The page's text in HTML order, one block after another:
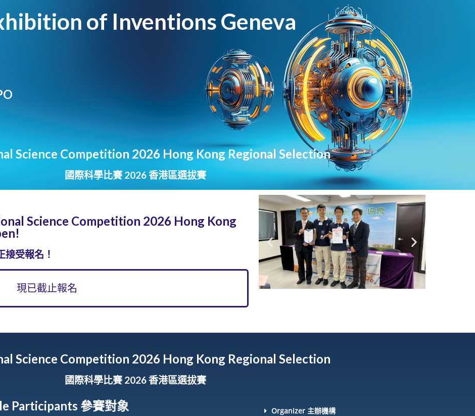
of Inventions Geneva
Science Competition 2026 Hong Kong Regional Selection
國際科學比賽 2026 香港區選拔賽
Science Competition 2026 Hong Kong
接受報名！
現已截止報名
Science Competition 2026 Hong Kong Regional Selection
國際科學比賽 2026 香港區選拔賽
Participants 參賽對象 Organizer 主辦機構